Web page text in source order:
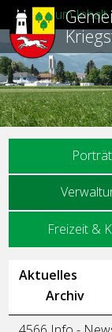
Direkt zum Inhalt
Porträt
Freizeit &
Aktuelles
Archiv